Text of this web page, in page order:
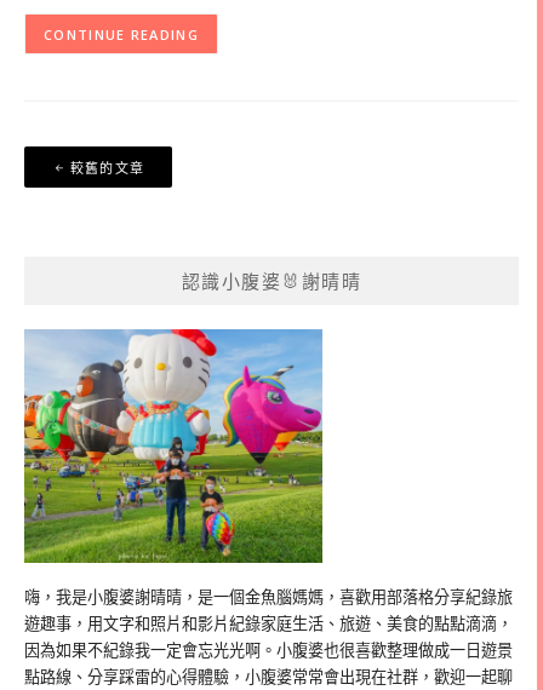
CONTINUE READING
章
較舊的文章
認識小腹婆🐰謝晴晴
嗨，我是小腹婆謝晴晴，是一個金魚腦媽媽，喜歡用部落格分享紀錄旅
遊趣事，用文字和照片和影片紀錄家庭生活、旅遊、美食的點點滴滴，
因為如果不紀錄我一定會忘光光啊。小腹婆也很喜歡整理做成一日遊景
點路線、分享踩雷的心得體驗，小腹婆常常會出現在社群，歡迎一起聊